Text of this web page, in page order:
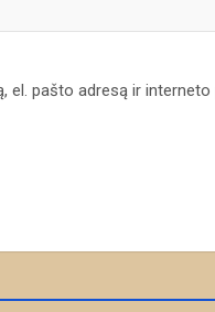
pašto adresą ir